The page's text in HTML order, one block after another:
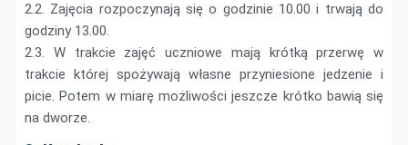
2.2. Zajęcia rozpoczynają się o godzinie 10.00 i trwają do
godziny 13.00.
2.3. W trakcie zajęć uczniowe mają krótką przerwę w
trakcie której spożywają własne przyniesione jedzenie i
picie. Potem w miarę możliwości jeszcze krótko bawią się
na dworze.